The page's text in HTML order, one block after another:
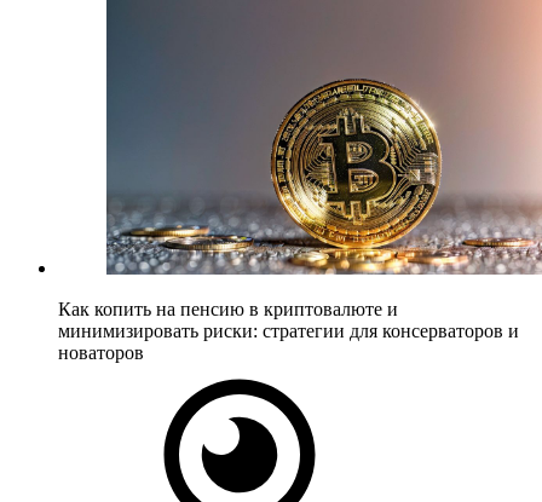
Как копить на пенсию в криптовалюте и
минимизировать риски: стратегии для консерваторов и
новаторов